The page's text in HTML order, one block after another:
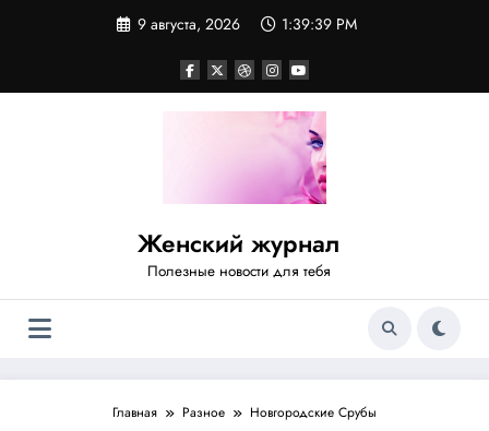
9 августа, 2026 1:39:40 PM
Женский журнал
Полезные новости для тебя
Главная Разное Новгородские Срубы